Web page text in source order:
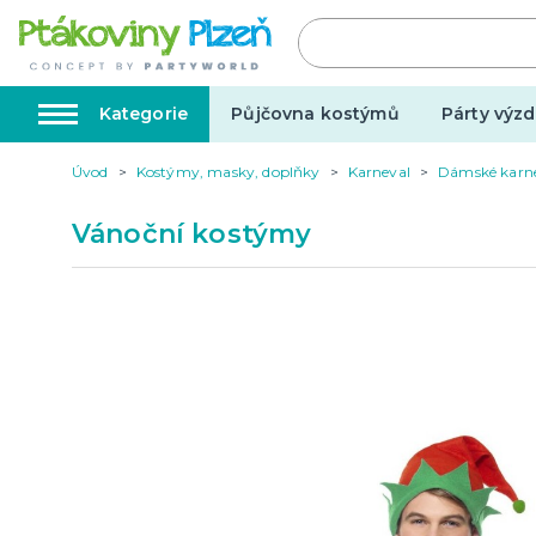
Kategorie Půjčovna kostýmů Párty
Svatby
Úvod Kostýmy, masky, doplňky Karneval Dámské
Vánoční kostýmy